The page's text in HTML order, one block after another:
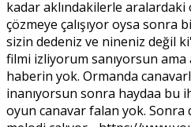
kadar aklındakilerle aralardaki
çözmeye çalışıyor oysa sonra
sizin dedeniz ve nineniz değil
filmi izliyorum sanıyorsun ama
haberin yok. Ormanda
inanıyorsun sonra haydaa bu
oyun canavar falan yok.